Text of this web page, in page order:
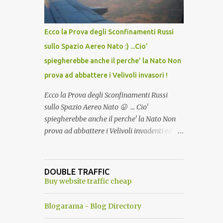
del Capo, era "spettacolare Ghiacciato, ma
andava bene anche, a Temperatura
Ambiente"! Riproponiamo l'articolo per NON
Ecco la Prova degli Sconfinamenti Russi
sullo Spazio Aereo Nato :) ...Cio'
spiegherebbe anche il perche' la Nato Non
prova ad abbattere i Velivoli invasori !
Ecco la Prova degli Sconfinamenti Russi
sullo Spazio Aereo Nato 😛 ... Cio'
spiegherebbe anche il perche' la Nato Non
prova ad abbattere i Velivoli invadenti ed
alcuna notizia di un'invasione dello spazio
aereo NATO da parte di un robot chiamato
ancora una fantasia Nato o forse una "False
DOUBLE TRAFFIC
Buy website traffic cheap
Blogarama - Blog Directory